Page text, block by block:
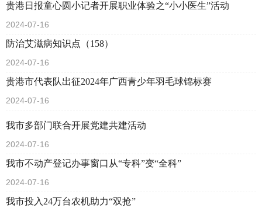
贵港日报童心圆小记者开展职业体验之“小小医生”活动
2024-07-16
防治艾滋病知识点（158）
2024-07-16
贵港市代表队出征2024年广西青少年羽毛球锦标赛
2024-07-16
我市多部门联合开展党建共建活动
2024-07-16
我市不动产登记办事窗口从“专科”变“全科”
2024-07-16
我市投入24万台农机助力“双抢”